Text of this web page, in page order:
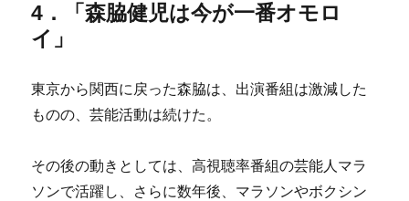
4．「森脇健児は今が一番オモロ
イ」
東京から関西に戻った森脇は、出演番組は激減した
ものの、芸能活動は続けた。
その後の動きとしては、高視聴率番組の芸能人マラ
ソンで活躍し、さらに数年後、マラソンやボクシン